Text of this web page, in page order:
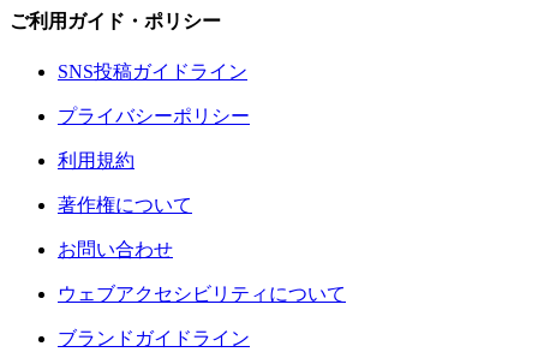
ご利用ガイド・ポリシー
SNS投稿ガイドライン
プライバシーポリシー
利用規約
著作権について
お問い合わせ
ウェブアクセシビリティについて
ブランドガイドライン